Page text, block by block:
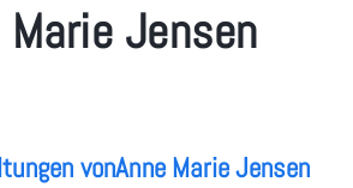
Marie Jensen
vonAnne Marie Jensen